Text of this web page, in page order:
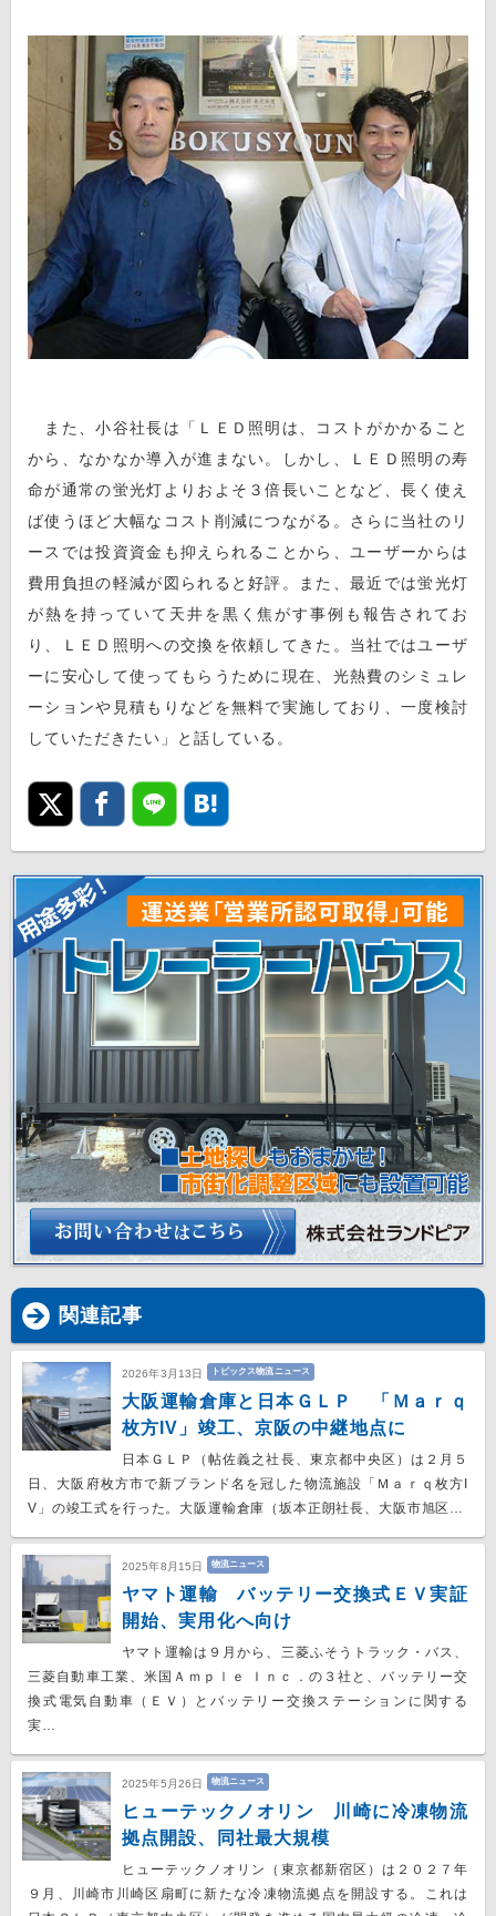
また、小谷社長は「ＬＥＤ照明は、コストがかかること
から、なかなか導入が進まない。しかし、ＬＥＤ照明の寿
命が通常の蛍光灯よりおよそ３倍長いことなど、長く使え
ば使うほど大幅なコスト削減につながる。さらに当社のリ
ースでは投資資金も抑えられることから、ユーザーからは
費用負担の軽減が図られると好評。また、最近では蛍光灯
が熱を持っていて天井を黒く焦がす事例も報告されてお
り、ＬＥＤ照明への交換を依頼してきた。当社ではユーザ
ーに安心して使ってもらうために現在、光熱費のシミュレ
ーションや見積もりなどを無料で実施しており、一度検討
していただきたい」と話している。
関連記事
2026年3月13日 トピックス物流ニュース
大阪運輸倉庫と日本ＧＬＰ 「Ｍａｒｑ
枚方IV」竣工、京阪の中継地点に
日本ＧＬＰ（帖佐義之社長、東京都中央区）は２月５
日、大阪府枚方市で新ブランド名を冠した物流施設「Ｍａｒｑ枚方I
V」の竣工式を行った。大阪運輸倉庫（坂本正朗社長、大阪市旭区…
2025年8月15日 物流ニュース
ヤマト運輸 バッテリー交換式ＥＶ実証
開始、実用化へ向け
ヤマト運輸は９月から、三菱ふそうトラック・バス、
三菱自動車工業、米国Ａｍｐｌｅ Ｉｎｃ．の３社と、バッテリー交
換式電気自動車（ＥＶ）とバッテリー交換ステーションに関する
実…
2025年5月26日 物流ニュース
ヒューテックノオリン 川崎に冷凍物流
拠点開設、同社最大規模
ヒューテックノオリン（東京都新宿区）は２０２７年
９月、川崎市川崎区扇町に新たな冷凍物流拠点を開設する。これは